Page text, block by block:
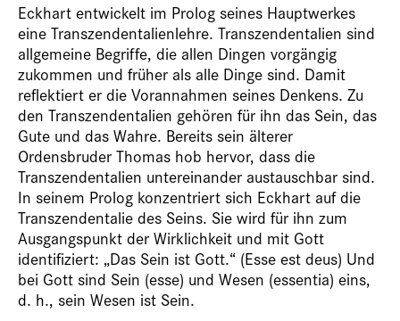
Eckhart entwickelt im Prolog seines Hauptwerkes
eine Transzendentalienlehre. Transzendentalien sind
allgemeine Begriffe, die allen Dingen vorgängig
zukommen und früher als alle Dinge sind. Damit
reflektiert er die Vorannahmen seines Denkens. Zu
den Transzendentalien gehören für ihn das Sein, das
Gute und das Wahre. Bereits sein älterer
Ordensbruder Thomas hob hervor, dass die
Transzendentalien untereinander austauschbar sind.
In seinem Prolog konzentriert sich Eckhart auf die
Transzendentalie des Seins. Sie wird für ihn zum
Ausgangspunkt der Wirklichkeit und mit Gott
identifiziert: „Das Sein ist Gott.“ (Esse est deus) Und
bei Gott sind Sein (esse) und Wesen (essentia) eins,
d. h., sein Wesen ist Sein.